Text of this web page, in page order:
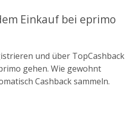
Einkauf bei eprimo
und über TopCashback
gehen. Wie gewohnt
Cashback sammeln.